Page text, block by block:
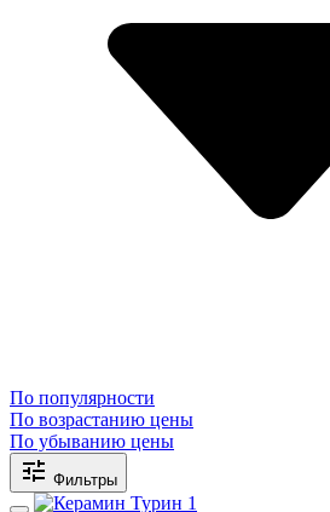
По популярности
По возрастанию цены
По убыванию цены
Фильтры